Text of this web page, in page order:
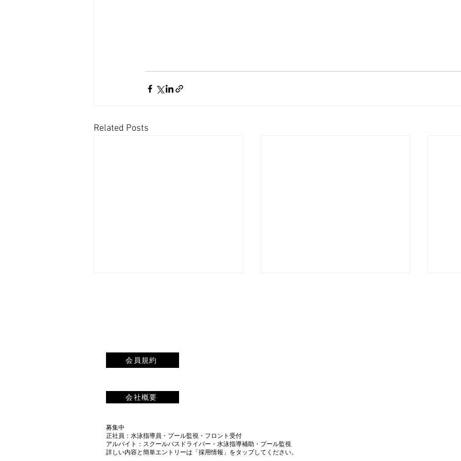
Related Posts
気はなぜ泳ぎの基礎になるの
か
会員規約
会社概要
募集中
正社員：水泳指導員・プール監視・フロント受付
​アルバイト：スクールバスドライバー・水泳指導補助・プール監視
​詳しい内容と簡単エントリーは「採用情報」をタップしてください。